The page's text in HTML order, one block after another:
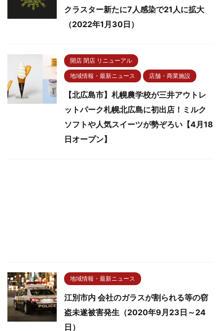
クラスター新たに7人感染で21人に拡大
（2022年1月30日）
開店 閉店 リニューアル
地域情報・最新ニュース 店舗・商業施設
【北広島市】札幌農学校が三井アウトレ
ットパーク札幌北広島に初出店！ミルク
ソフトや人気スイーツが勢ぞろい【4月18
日オープン】
地域情報・最新ニュース
江別市内 会社のガラスが割られる等の窃
盗未遂被害発生（2020年9月23日～24
日）